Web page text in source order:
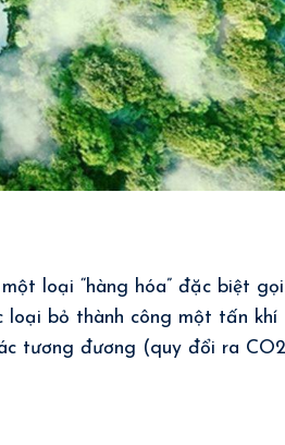
loại “hàng hóa” đặc biệt
loại bỏ thành công một tấn khí
tương đương (quy đổi ra